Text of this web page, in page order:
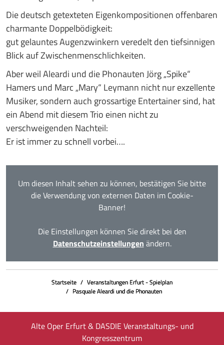
Um diesen Inhalt sehen zu können, bestätigen Sie bitte
die Verwendung von externen Daten im Cookie-
Banner!
Die Einstellungen können Sie direkt bei den
Datenschutzeinstellungen ändern.
Die deutsch getexteten Eigenkompositionen offenbaren
charmante Doppelbödigkeit:
gut gelauntes Augenzwinkern veredelt den tiefsinnigen
Blick auf Zwischenmenschlichkeiten.
Aber weil Aleardi und die Phonauten Jörg „Spike“
Hamers und Marc „Mary“ Leymann nicht nur exzellente
Musiker, sondern auch grossartige Entertainer sind, hat
ein Abend mit diesem Trio einen nicht zu
verschweigenden Nachteil:
Er ist immer zu schnell vorbei….
Startseite
Veranstaltungen Erfurt - Spielplan
Pasquale Aleardi und die Phonauten
Alte Oper Erfurt & DASDIE Veranstaltungs- und
Kongresszentrum